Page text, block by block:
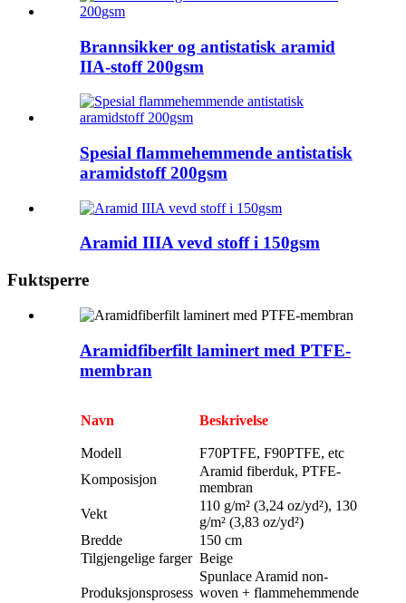
Brannsikker og antistatisk aramid
IIA-stoff 200gsm
Spesial flammehemmende antistatisk
aramidstoff 200gsm
Aramid IIIA vevd stoff i 150gsm
Fuktsperre
Aramidfiberfilt laminert med PTFE-
membran
Navn Beskrivelse
Modell
F70PTFE, F90PTFE, etc
Komposisjon
Aramid fiberduk, PTFE-
membran
Vekt
110 g/m² (3,24 oz/yd²), 130
g/m² (3,83 oz/yd²)
Bredde
150 cm
Tilgjengelige farger Beige
Produksjonsprosess
Spunlace Aramid non-
woven + flammehemmende